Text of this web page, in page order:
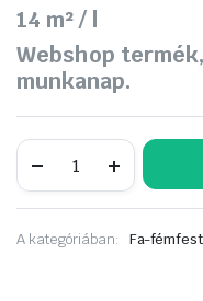
14 m² / l
Webshop
munkanap.
Xyladecor
Vékonylazúr
liter
A kategóriában: Fa-